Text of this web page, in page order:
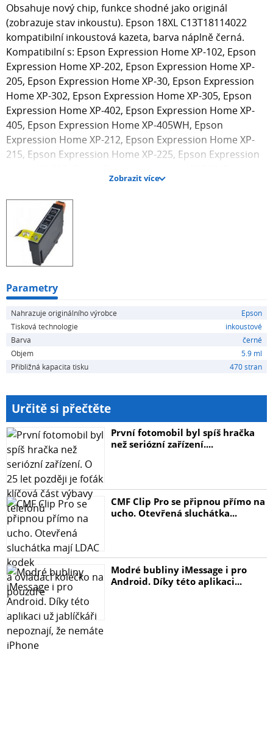
Obsahuje nový chip, funkce shodné jako originál
(zobrazuje stav inkoustu). Epson 18XL C13T18114022
kompatibilní inkoustová kazeta, barva náplně černá.
Kompatibilní s: Epson Expression Home XP-102, Epson
Expression Home XP-202, Epson Expression Home XP-
205, Epson Expression Home XP-30, Epson Expression
Home XP-302, Epson Expression Home XP-305, Epson
Expression Home XP-402, Epson Expression Home XP-
405, Epson Expression Home XP-405WH, Epson
Expression Home XP-212, Epson Expression Home XP-
215, Epson Expression Home XP-225, Epson Expression
Expression Home XP-325, Epson Expression Home XP-
412, Epson Expression Home XP-415, Epson Expression
Home XP-422, Epson Expression Home XP-425, Epson
Expression Home XP-312
Zobrazit více
Parametry
Nahrazuje originálního výrobce
Epson
Tisková technologie
inkoustové
Barva
černé
Objem
5.9 ml
Přibližná kapacita tisku
470 stran
Určitě si přečtěte
První fotomobil byl spíš hračka
než seriózní zařízení....
CMF Clip Pro se připnou přímo na
ucho. Otevřená sluchátka...
Modré bubliny iMessage i pro
Android. Díky této aplikaci...